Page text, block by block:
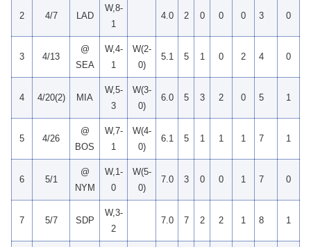
2 4/7 LAD
W,8-
1
4.0 2 0 0 0 3 0
3 4/13
@
SEA
W,4-
1
W(2-
0)
5.1 5 1 0 2 4 0
4 4/20(2) MIA
W,5-
3
W(3-
0)
6.0 5 3 2 0 5 1
5 4/26
@
BOS
W,7-
1
W(4-
0)
6.1 5 1 1 1 7 1
6 5/1
@
NYM
W,1-
0
W(5-
0)
7.0 3 0 0 1 7 0
7 5/7 SDP
W,3-
2
7.0 7 2 2 1 8 1